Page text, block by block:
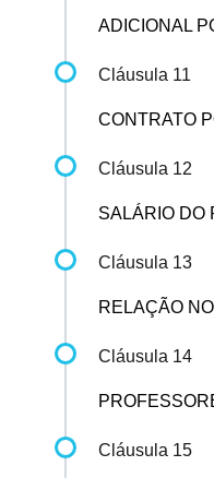
ADICIONAL
Cláusula 11
CONTRATO
Cláusula 12
SALÁRIO DO
Cláusula 13
RELAÇÃO
Cláusula 14
Cláusula 15